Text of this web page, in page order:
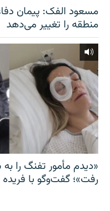
مسعود الفک: پیمان
منطقه را تغییر می‌دهد
«دیدم مأمور تفنگ را
رفت»؛ گفت‌و‌گو با